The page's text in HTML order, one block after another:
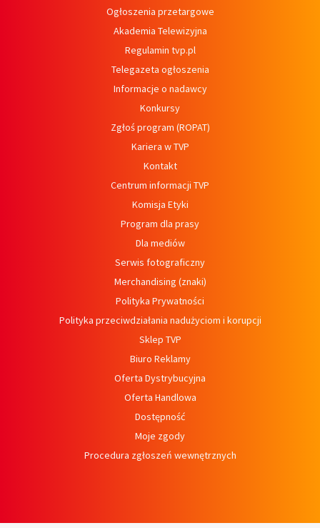
Ogłoszenia przetargowe
Akademia Telewizyjna
Regulamin tvp.pl
Telegazeta ogłoszenia
Informacje o nadawcy
Konkursy
Zgłoś program (ROPAT)
Kariera w TVP
Kontakt
Centrum informacji TVP
Komisja Etyki
Program dla prasy
Dla mediów
Serwis fotograficzny
Merchandising (znaki)
Polityka Prywatności
Polityka przeciwdziałania nadużyciom i korupcji
Sklep TVP
Biuro Reklamy
Oferta Dystrybucyjna
Oferta Handlowa
Dostępność
Moje zgody
Procedura zgłoszeń wewnętrznych